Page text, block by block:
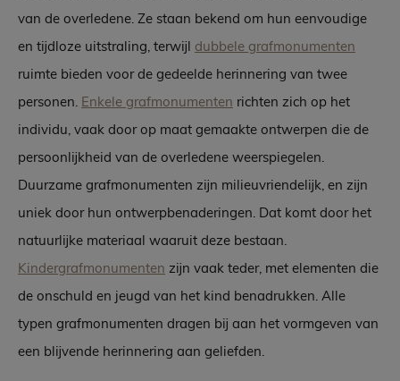
van de overledene. Ze staan bekend om hun eenvoudige
en tijdloze uitstraling, terwijl dubbele grafmonumenten
ruimte bieden voor de gedeelde herinnering van twee
personen. Enkele grafmonumenten richten zich op het
individu, vaak door op maat gemaakte ontwerpen die de
persoonlijkheid van de overledene weerspiegelen.
Duurzame grafmonumenten zijn milieuvriendelijk, en zijn
uniek door hun ontwerpbenaderingen. Dat komt door het
natuurlijke materiaal waaruit deze bestaan.
Kindergrafmonumenten zijn vaak teder, met elementen die
de onschuld en jeugd van het kind benadrukken. Alle
typen grafmonumenten dragen bij aan het vormgeven van
een blijvende herinnering aan geliefden.